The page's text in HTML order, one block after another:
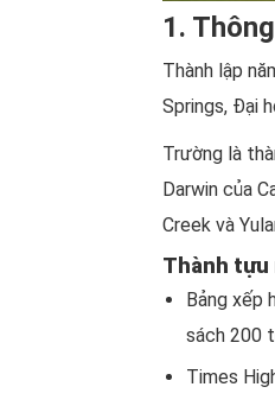
1.
Thành lập
Springs, Đại
Trường là
Darwin của
Creek và
Thành tựu
Bảng xếp
sách 200
Times